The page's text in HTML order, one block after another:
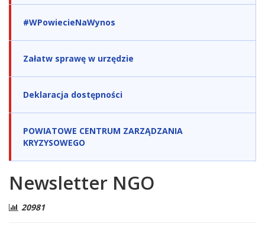
#WPowiecieNaWynos
Załatw sprawę w urzędzie
Deklaracja dostępności
POWIATOWE CENTRUM ZARZĄDZANIA
KRYZYSOWEGO
Newsletter NGO
20981